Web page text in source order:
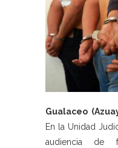
Gualaceo
En la Unidad
audiencia de